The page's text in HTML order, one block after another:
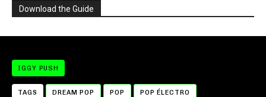
Download the Guide
IGGY PUSH
TAGS DREAM POP POP POP ÉLECTRO